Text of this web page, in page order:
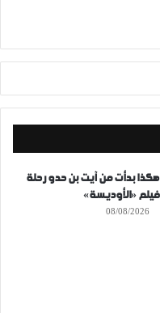
هكذا بدأت من آيت بن حدو رحلة
فيلم «الأوديسة»
08/08/2026